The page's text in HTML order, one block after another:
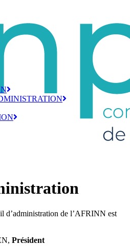
d’administration de l’AFRINN est
Président